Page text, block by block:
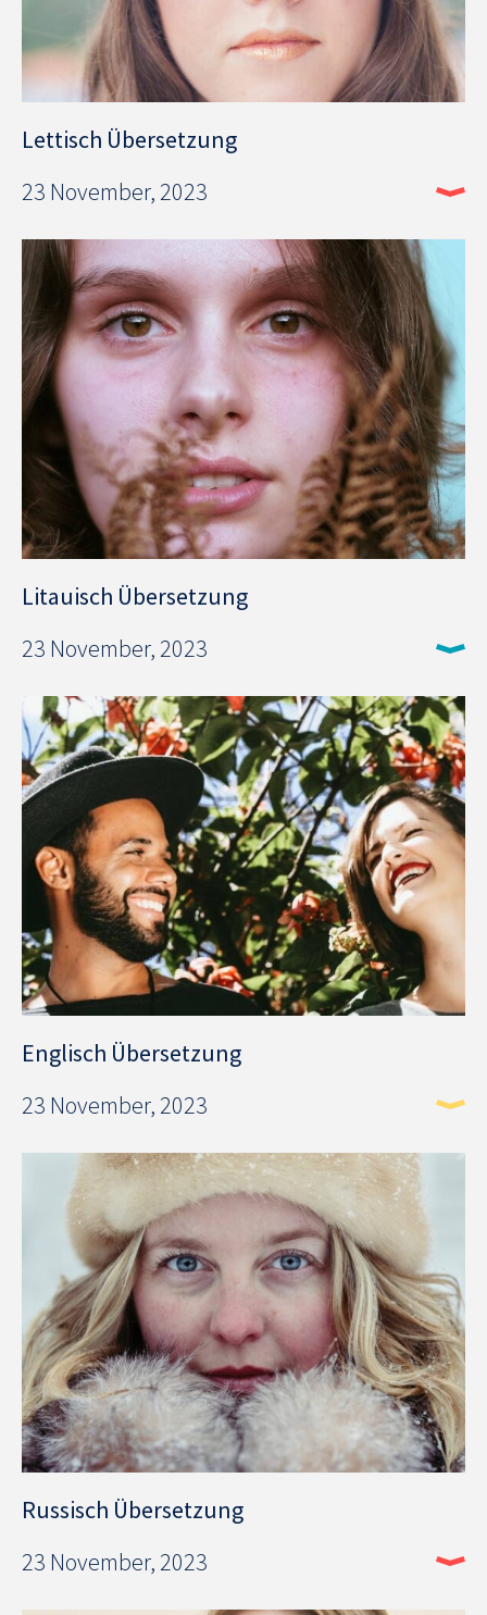
Lettisch Übersetzung
23 November, 2023
Litauisch Übersetzung
23 November, 2023
Englisch Übersetzung
23 November, 2023
Russisch Übersetzung
23 November, 2023